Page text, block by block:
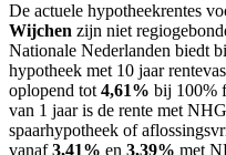
De actuele hypotheekrentes
Wijchen zijn niet
Nationale Nederlanden biedt
hypotheek met 10 jaar
oplopend tot 4,61% bij 100%
van 1 jaar is de rente met NHG
spaarhypotheek of
vanaf3,41% en 3,39% met